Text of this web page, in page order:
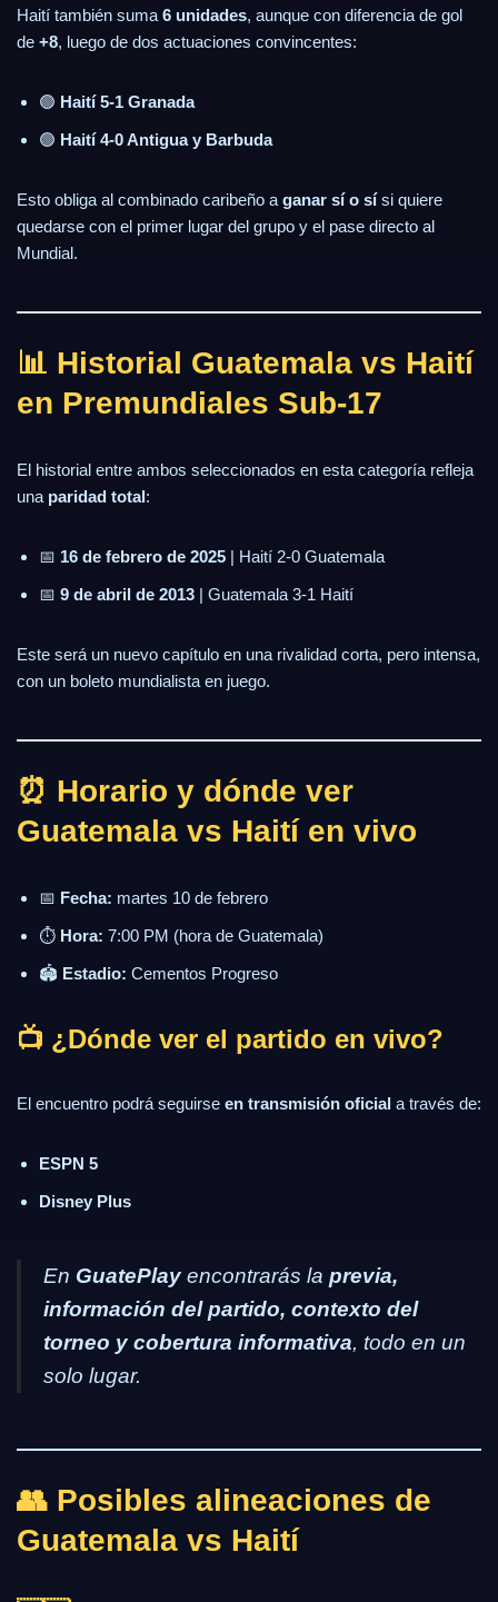
Haití también suma 6 unidades, aunque con diferencia de gol
de +8, luego de dos actuaciones convincentes:
🟢 Haití 5-1 Granada
🟢 Haití 4-0 Antigua y Barbuda
Esto obliga al combinado caribeño a ganar sí o sísi quiere
quedarse con el primer lugar del grupo y el pase directo al
Mundial.
📊 Historial Guatemala vs Haití
en Premundiales Sub-17
El historial entre ambos seleccionados en esta categoría refleja
una paridad total:
📅 16 de febrero de 2025 | Haití 2-0 Guatemala
📅 9 de abril de 2013 | Guatemala 3-1 Haití
Este será un nuevo capítulo en una rivalidad corta, pero intensa,
con un boleto mundialista en juego.
⏰ Horario y dónde ver
Guatemala vs Haití en vivo
📅 Fecha: martes 10 de febrero
⏱ Hora: 7:00 PM (hora de Guatemala)
🏟 Estadio: Cementos Progreso
📺 ¿Dónde ver el partido en vivo?
El encuentro podrá seguirse en transmisión oficial a través de:
ESPN 5
Disney Plus
En GuatePlay encontrarás la previa,
información del partido, contexto del
torneo y cobertura informativa, todo en un
solo lugar.
👥 Posibles alineaciones de
Guatemala vs Haití